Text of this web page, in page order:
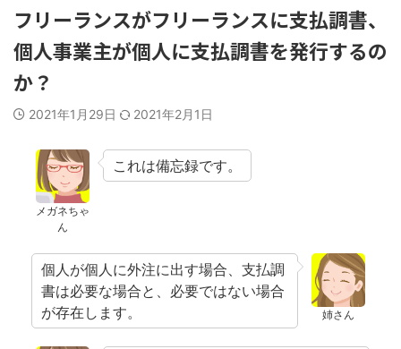
フリーランスがフリーランスに支払調書、
個人事業主が個人に支払調書を発行するの
か？
2021年1月29日 2021年2月1日
メガネちゃ
ん
これは備忘録です。
姉さん
個人が個人に外注に出す場合、支払調
書は必要な場合と、必要ではない場合
が存在します。